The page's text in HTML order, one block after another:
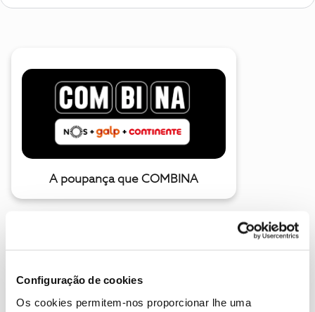
Configuração de cookies
Os cookies permitem-nos proporcionar lhe uma
A poupança que COMBINA